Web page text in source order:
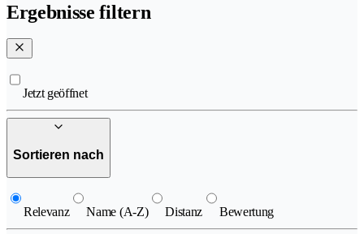
Ergebnisse filtern
Jetzt geöffnet
Sortieren nach
Relevanz Name (A-Z) Distanz Bewertung